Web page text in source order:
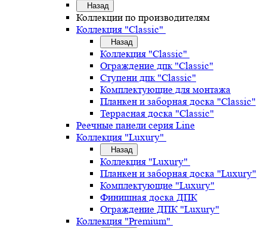
Назад
Коллекции по производителям
Коллекция "Classic"
Назад
Коллекция "Classic"
Ограждение дпк "Classic"
Ступени дпк "Classic"
Комплектующие для монтажа
Планкен и заборная доска "Classic"
Террасная доска "Classic"
Реечные панели серия Line
Коллекция "Luxury"
Назад
Коллекция "Luxury"
Планкен и заборная доска "Luxury"
Комплектующие "Luxury"
Финишная доска ДПК
Ограждение ДПК "Luxury"
Коллекция "Premium"